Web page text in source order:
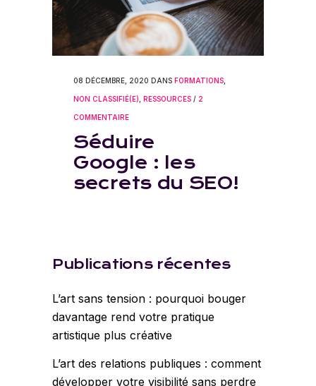
08 DÉCEMBRE, 2020 DANS FORMATIONS,
NON CLASSIFIÉ(E), RESSOURCES / 2
COMMENTAIRE
Séduire
Google : les
secrets du SEO!
Publications récentes
L’art sans tension : pourquoi bouger
davantage rend votre pratique
artistique plus créative
L’art des relations publiques : comment
développer votre visibilité sans perdre